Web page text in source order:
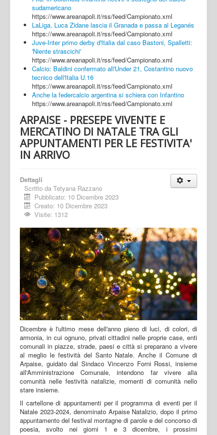
sudamericano
https://www.areanapoli.it/rss/feed/Campionato.xml
LaLiga, Luca Zidane lascia il Granada e passa al Leganés
https://www.areanapoli.it/rss/feed/Campionato.xml
Juve-Inter primo derby d'Italia dal caso Bastoni, Spalletti:
'Niente strascichi'
https://www.areanapoli.it/rss/feed/Campionato.xml
Calcio: Baldini confermato all'Under 21, Costantino nuovo
tecnico dell'Italia U.16
https://www.areanapoli.it/rss/feed/Campionato.xml
Anche la federcalcio argentina si schiera con Infantino
https://www.areanapoli.it/rss/feed/Campionato.xml
ARPAISE - PRESEPE VIVENTE E
MERCATINO DI NATALE TRA GLI
APPUNTAMENTI PER LE FESTIVITA'
IN ARRIVO
Dettagli
Scritto da Tetyana Razzano
Pubblicato: 10 Dicembre 2023
Creato: 10 Dicembre 2023
Visite: 1312
Dicembre è l'ultimo mese dell'anno pieno di luci, di colori, di
armonia, in cui ognuno, privati cittadini nelle proprie case, enti
comunali in piazze, strade, paesi e città si preparano a vivere
al meglio le festività del Santo Natale. Anche il Comune di
Arpaise, guidato dal Sindaco Vincenzo Forni Rossi, insieme
all'Amministrazione Comunale, intendono far vivere alla
comunità nelle festività natalizie, momenti di comunità nello
stare insieme.
Il cartellone di appuntamenti per il programma di eventi per il
Natale 2023-2024, denominato Arpaise Natalizio, dopo il primo
appuntamento del festival montagne di parole e del concorso di
poesia, svolto nei giorni 1 e 3 dicembre, i prossimi